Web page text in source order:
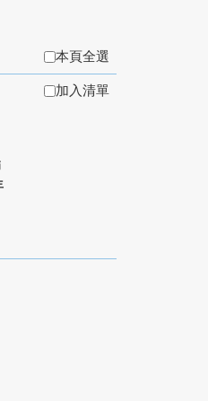
本頁全選
加入清單